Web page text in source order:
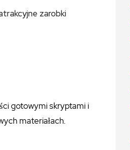
zarobki
gotowymi skryptami i
materiałach.